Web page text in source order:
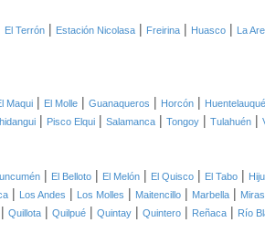
El Terrón | Estación Nicolasa | Freirina | Huasco | La
Maqui | El Molle | Guanaqueros | Horcón |
| Pisco Elqui | Salamanca | Tongoy | Tulahuén |
| El Belloto | El Melón | El Quisco | El Tabo |
| Los Andes | Los Molles | Maitencillo | Marbella |
| Quillota | Quilpué | Quintay | Quintero | Reñaca | Río